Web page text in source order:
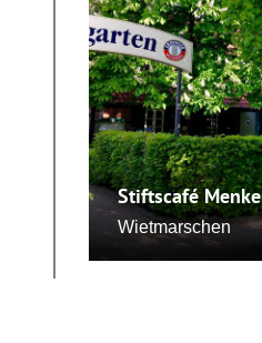
Stiftscafé Menke
Wietmarschen